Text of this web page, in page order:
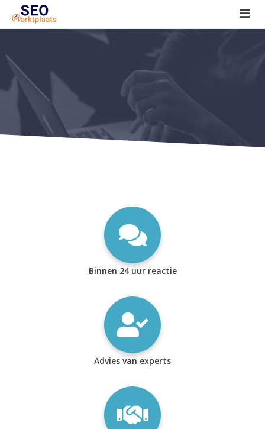
SEO tools reviews
Marketeer bij jou in de buurt?
Offerte
1. Seo voor beginners +
2. Onderzoeken +
Binnen 24 uur reactie
Advies van experts